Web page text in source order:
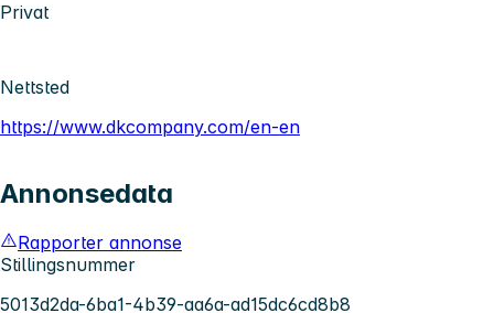
Privat
Nettsted
https://www.dkcompany.com/en-en
Annonsedata
Rapporter annonse
Stillingsnummer
5013d2da-6ba1-4b39-aa6a-ad15dc6cd8b8